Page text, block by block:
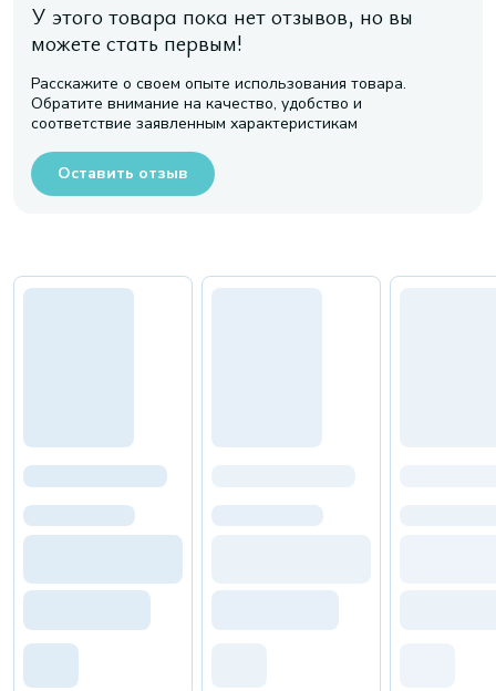
У этого товара пока нет отзывов, но вы
можете стать первым!
Расскажите о своем опыте использования товара.
Обратите внимание на качество, удобство и
соответствие заявленным характеристикам
Оставить отзыв